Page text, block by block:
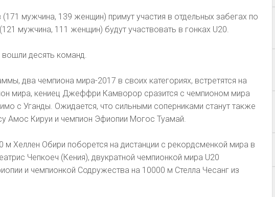
мужчина, 139 женщин) примут участия в отдельных забегах по
мужчина, 111 женщин) будут участвовать в гонках U20.
десять команд.
два чемпиона мира-2017 в своих категориях, встретятся на
мира, кениец Джеффри Камворор сразится с чемпионом мира
с Уганды. Ожидается, что сильными соперниками станут также
Амос Кируи и чемпион Эфиопии Могос Туамай.
м Хеллен Обири поборется на дистанции с рекордсменкой мира в
Чепкоеч (Кения), двукратной чемпионкой мира U20
и чемпионкой Содружества на 10000 м Стелла Чесанг из